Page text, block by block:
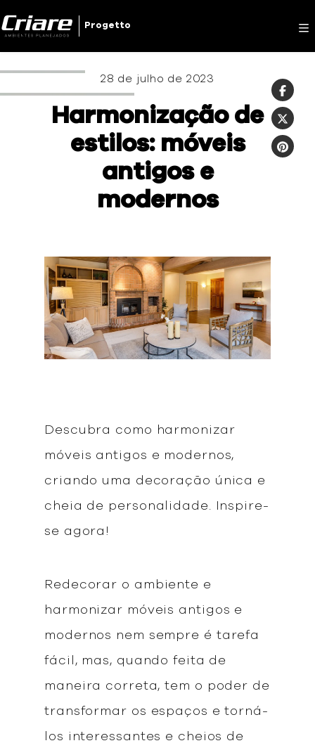
Criare
Progetto
28 de julho de 2023
Harmonização de
estilos: móveis
antigos e
modernos
Descubra como harmonizar
móveis antigos e modernos,
criando uma decoração única e
cheia de personalidade. Inspire-
se agora!
Redecorar o ambiente e
harmonizar móveis antigos e
modernos nem sempre é tarefa
fácil, mas, quando feita de
maneira correta, tem o poder de
transformar os espaços e torná-
los interessantes e cheios de